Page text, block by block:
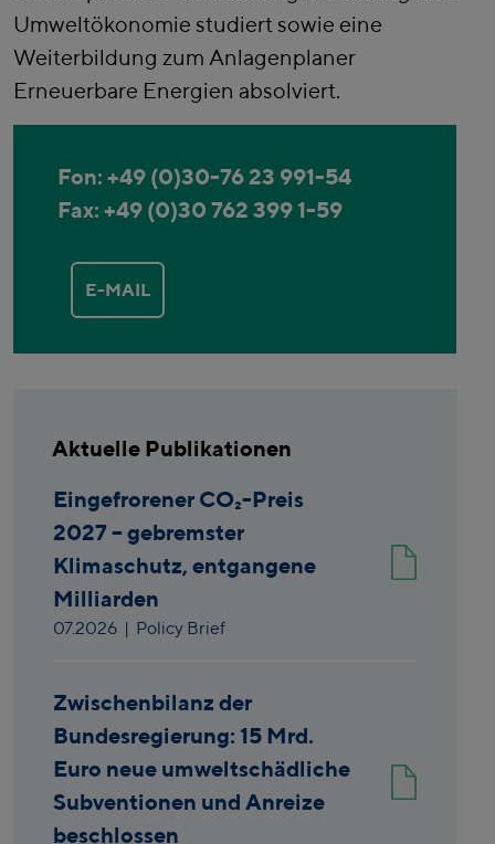
Umweltökonomie studiert sowie eine
Weiterbildung zum Anlagenplaner
Erneuerbare Energien absolviert.
Fon: +49 (0)30-76 23 991-54
Fax: +49 (0)30 762 399 1-59
E-MAIL
Aktuelle Publikationen
Eingefrorener CO₂-Preis
2027 – gebremster
Klimaschutz, entgangene
Milliarden
07.2026 | Policy Brief
Zwischenbilanz der
Bundesregierung: 15 Mrd.
Euro neue umweltschädliche
Subventionen und Anreize
beschlossen